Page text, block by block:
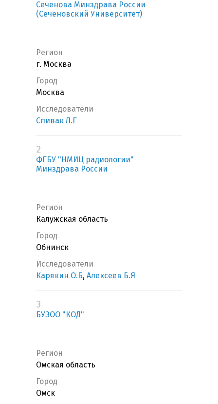
Сеченова Минздрава России
(Сеченовский Университет)
Регион
г. Москва
Город
Москва
Исследователи
Спивак Л.Г
2
ФГБУ "НМИЦ радиологии"
Минздрава России
Регион
Калужская область
Город
Обнинск
Исследователи
Карякин О.Б, Алексеев Б.Я
3
БУЗОО "КОД"
Регион
Омская область
Город
Омск